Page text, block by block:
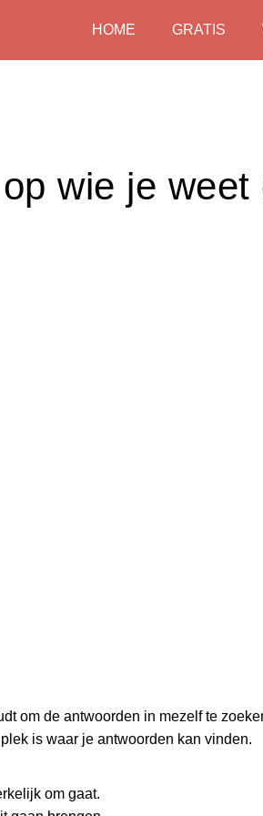
HOME GRATIS
wie je
om de antwoorden in mezelf te
is waar je antwoorden kan vinden.
om gaat.